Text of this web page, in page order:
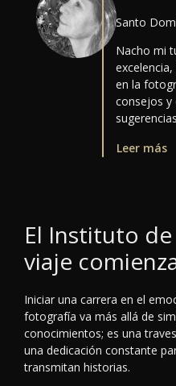
Santo
Nacho mi
en la
consejos y
Leer más
El Instituto
viaje
Iniciar una carrera en el
fotografía va más allá de
conocimientos; es una
una dedicación constante
transmitan historias.